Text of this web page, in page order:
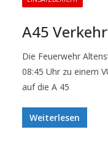
A45
Die Feuerwehr
08:45 Uhr zu einem
auf die A 45
Weiterlesen